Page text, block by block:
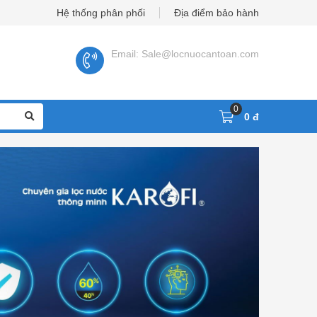
Hệ thống phân phối Địa điểm bảo hành
Email: Sale@locnuocantoan.com
0
0 đ